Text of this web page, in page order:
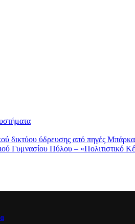
δικτύου ύδρευσης από πηγές
Γυμνασίου Πύλου – «Πολιτιστικό